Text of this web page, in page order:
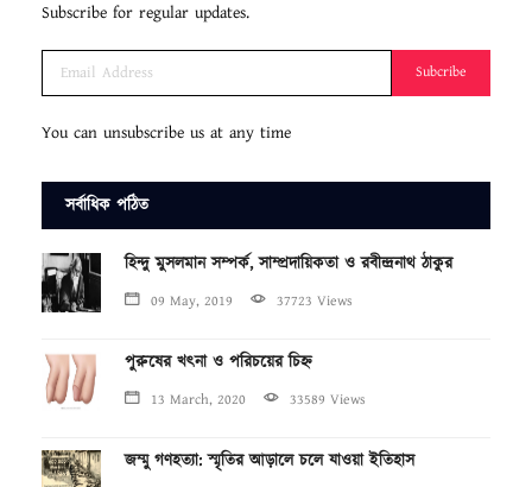
Subscribe for regular updates.
Subcribe
You can unsubscribe us at any time
সর্বাধিক পঠিত
হিন্দু মুসলমান সম্পর্ক, সাম্প্রদায়িকতা ও রবীন্দ্রনাথ ঠাকুর
09 May, 2019 37723 Views
পুরুষের খৎনা ও পরিচয়ের চিহ্ন
13 March, 2020 33589 Views
জম্মু গণহত্যা: স্মৃতির আড়ালে চলে যাওয়া ইতিহাস